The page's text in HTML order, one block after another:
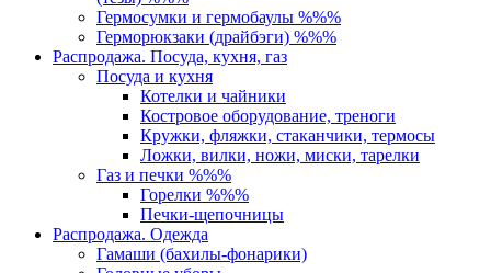
Гермосумки и гермобаулы %%%
Герморюкзаки (драйбэги) %%%
Распродажа. Посуда, кухня, газ
Посуда и кухня
Котелки и чайники
Костровое оборудование, треноги
Кружки, фляжки, стаканчики, термосы
Ложки, вилки, ножи, миски, тарелки
Газ и печки %%%
Горелки %%%
Печки-щепочницы
Распродажа. Одежда
Гамаши (бахилы-фонарики)